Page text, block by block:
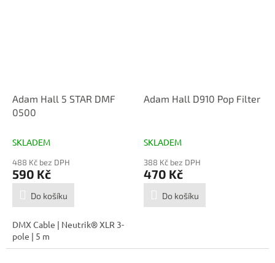
Adam Hall 5 STAR DMF
0500
SKLADEM
488 Kč bez DPH
590 Kč
Do košíku
DMX Cable | Neutrik® XLR 3-
pole | 5 m
Adam Hall D910 Pop Filter
SKLADEM
388 Kč bez DPH
470 Kč
Do košíku